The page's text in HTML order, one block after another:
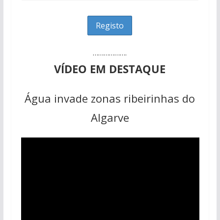
……………….
VÍDEO EM DESTAQUE
Água invade zonas ribeirinhas do
Algarve